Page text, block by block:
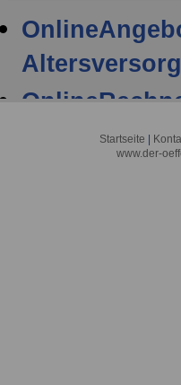
Startseite
www.der-